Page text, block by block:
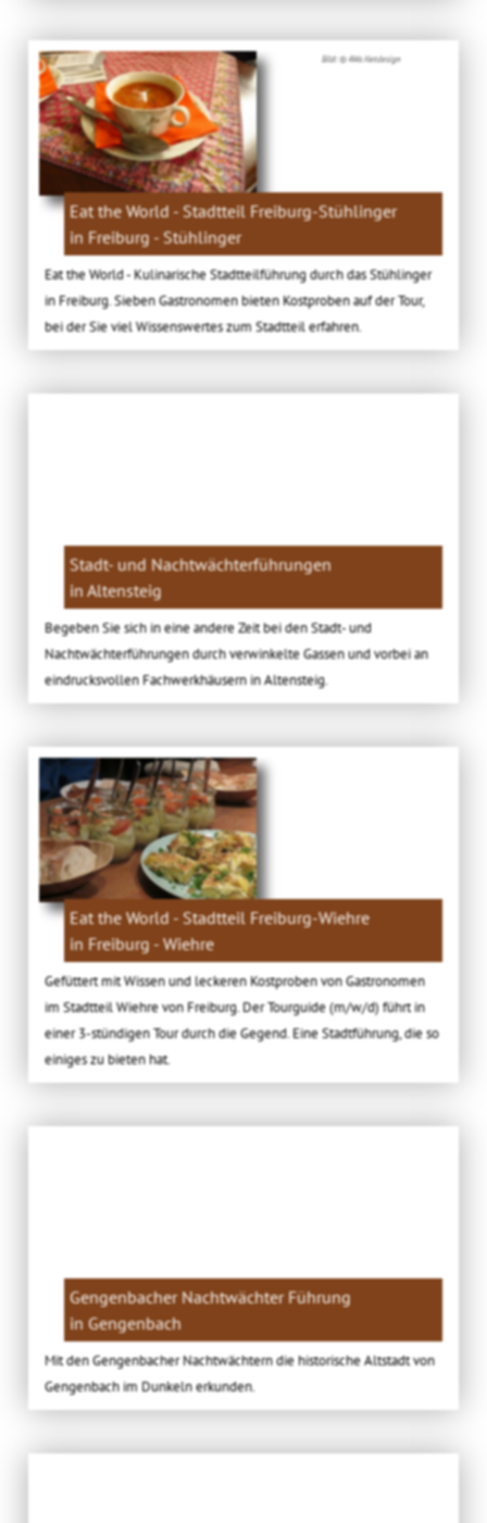
Bild: © 4Ws Netdesign
Eat the World - Stadtteil Freiburg-Stühlinger
in Freiburg - Stühlinger
Eat the World - Kulinarische Stadtteilführung durch das Stühlinger
in Freiburg. Sieben Gastronomen bieten Kostproben auf der Tour,
bei der Sie viel Wissenswertes zum Stadtteil erfahren.
Stadt- und Nachtwächterführungen
in Altensteig
Begeben Sie sich in eine andere Zeit bei den Stadt- und
Nachtwächterführungen durch verwinkelte Gassen und vorbei an
eindrucksvollen Fachwerkhäusern in Altensteig.
Eat the World - Stadtteil Freiburg-Wiehre
in Freiburg - Wiehre
Gefüttert mit Wissen und leckeren Kostproben von Gastronomen
im Stadtteil Wiehre von Freiburg. Der Tourguide (m/w/d) führt in
einer 3-stündigen Tour durch die Gegend. Eine Stadtführung, die so
einiges zu bieten hat.
Gengenbacher Nachtwächter Führung
in Gengenbach
Mit den Gengenbacher Nachtwächtern die historische Altstadt von
Gengenbach im Dunkeln erkunden.